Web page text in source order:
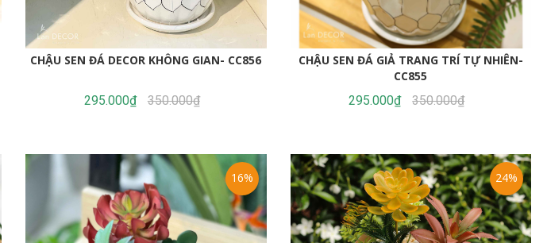
CHẬU SEN ĐÁ DECOR KHÔNG GIAN- CC856
295.000₫ 350.000₫
CHẬU SEN ĐÁ GIẢ TRANG TRÍ TỰ NHIÊN-
CC855
295.000₫ 350.000₫
16% 24%